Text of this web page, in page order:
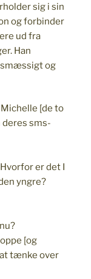
sig i sin
og forbinder
ud fra
Han
og
[de to
sms-
er det I
yngre?
[og
tænke over